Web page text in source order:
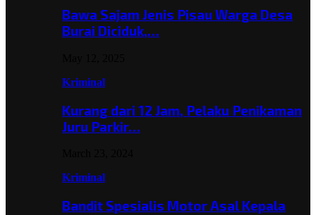
Bawa Sajam Jenis Pisau Warga Desa
Burai Diciduk,…
Kriminal
Kurang dari 12 Jam, Pelaku Penikaman
Juru Parkir…
Kriminal
Bandit Spesialis Motor Asal Kepala